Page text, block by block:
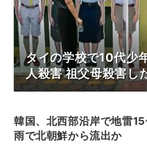
タイの学校で10代少
人殺害 祖父母殺害し
韓国、北西部沿岸で地雷
雨で北朝鮮から流出か